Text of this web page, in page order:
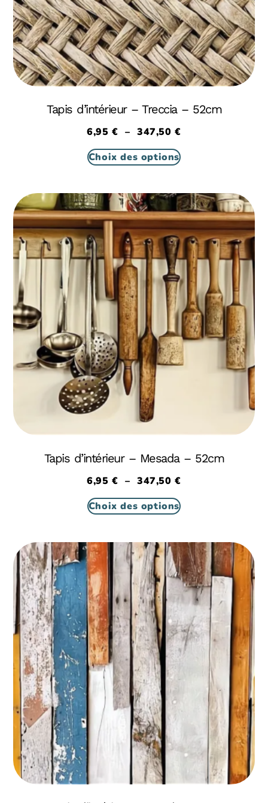
Tapis d’intérieur – Treccia – 52cm
6,95€ – 347,50€
Choix des options
Tapis d’intérieur – Mesada – 52cm
6,95€ – 347,50€
Choix des options